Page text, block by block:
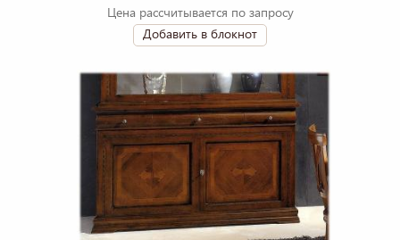
Цена рассчитывается по запросу
Добавить в блокнот